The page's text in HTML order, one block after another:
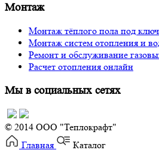
Монтаж
Монтаж тёплого пола под ключ
Монтаж систем отопления и
Ремонт и обслуживание
Расчет отопления онлайн
Мы в социальных сетях
© 2014 OOO "Теплокрафт"
Главная
Каталог